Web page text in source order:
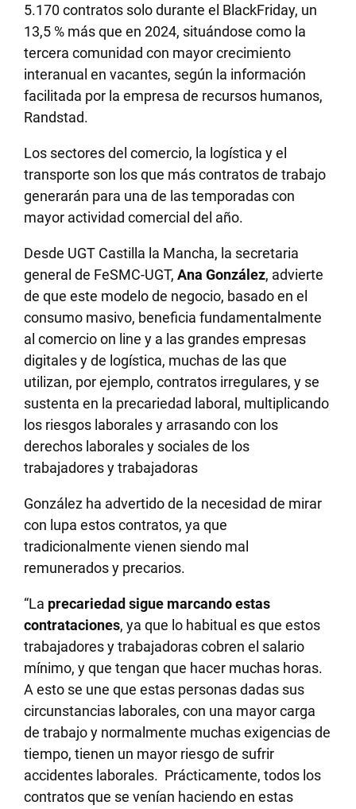
5.170 contratos solo durante el BlackFriday, un
13,5 % más que en 2024, situándose como la
tercera comunidad con mayor crecimiento
interanual en vacantes, según la información
facilitada por la empresa de recursos humanos,
Randstad.
Los sectores del comercio, la logística y el
transporte son los que más contratos de trabajo
generarán para una de las temporadas con
mayor actividad comercial del año.
Desde UGT Castilla la Mancha, la secretaria
general de FeSMC-UGT,Ana González, advierte
de que este modelo de negocio, basado en el
consumo masivo, beneficia fundamentalmente
al comercio on line y a las grandes empresas
digitales y de logística, muchas de las que
utilizan, por ejemplo, contratos irregulares, y se
sustenta en la precariedad laboral, multiplicando
los riesgos laborales y arrasando con los
derechos laborales y sociales de los
trabajadores y trabajadoras
González ha advertido de la necesidad de mirar
con lupa estos contratos, ya que
tradicionalmente vienen siendo mal
remunerados y precarios.
“La precariedad sigue marcando estas
contrataciones, ya que lo habitual es que estos
trabajadores y trabajadoras cobren el salario
mínimo, y que tengan que hacer muchas horas.
A esto se une que estas personas dadas sus
circunstancias laborales, con una mayor carga
de trabajo y normalmente muchas exigencias de
tiempo, tienen un mayor riesgo de sufrir
accidentes laborales. Prácticamente, todos los
contratos que se venían haciendo en estas